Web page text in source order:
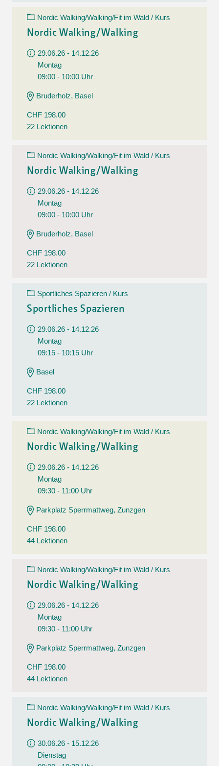
Nordic Walking/Walking/Fit im Wald / Kurs
Nordic Walking/Walking
29.06.26 - 14.12.26
Montag
09:00 - 10:00 Uhr
Bruderholz, Basel
CHF 198.00
22 Lektionen
Nordic Walking/Walking/Fit im Wald / Kurs
Nordic Walking/Walking
29.06.26 - 14.12.26
Montag
09:00 - 10:00 Uhr
Bruderholz, Basel
CHF 198.00
22 Lektionen
Sportliches Spazieren / Kurs
Sportliches Spazieren
29.06.26 - 14.12.26
Montag
09:15 - 10:15 Uhr
Basel
CHF 198.00
22 Lektionen
Nordic Walking/Walking/Fit im Wald / Kurs
Nordic Walking/Walking
29.06.26 - 14.12.26
Montag
09:30 - 11:00 Uhr
Parkplatz Sperrmattweg, Zunzgen
CHF 198.00
44 Lektionen
Nordic Walking/Walking/Fit im Wald / Kurs
Nordic Walking/Walking
29.06.26 - 14.12.26
Montag
09:30 - 11:00 Uhr
Parkplatz Sperrmattweg, Zunzgen
CHF 198.00
44 Lektionen
Nordic Walking/Walking/Fit im Wald / Kurs
Nordic Walking/Walking
30.06.26 - 15.12.26
Dienstag